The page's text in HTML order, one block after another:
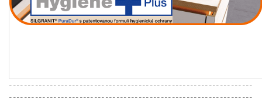
------------------------------------------------------------------
------------------------------------------------------------------